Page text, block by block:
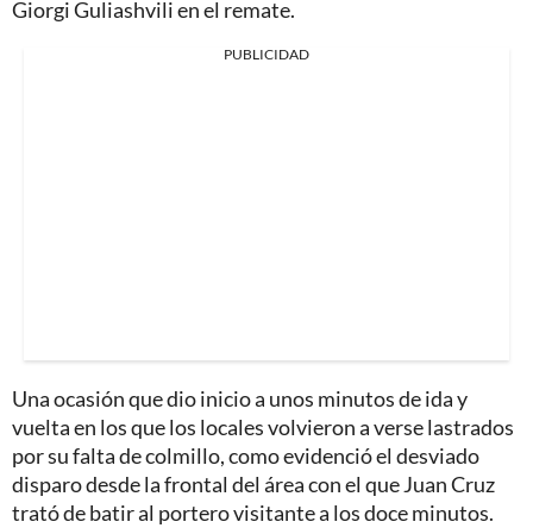
Giorgi Guliashvili en el remate.
PUBLICIDAD
Una ocasión que dio inicio a unos minutos de ida y
vuelta en los que los locales volvieron a verse lastrados
por su falta de colmillo, como evidenció el desviado
disparo desde la frontal del área con el que Juan Cruz
trató de batir al portero visitante a los doce minutos.